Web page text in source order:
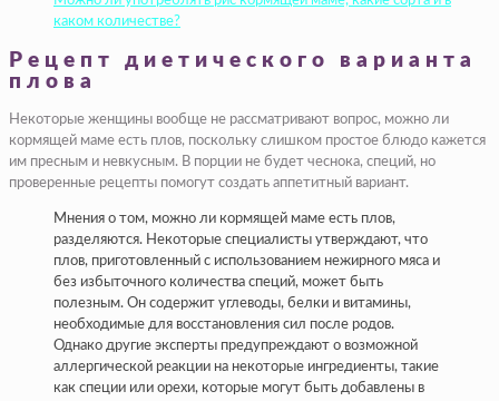
каком количестве?
Рецепт диетического варианта
плова
Некоторые женщины вообще не рассматривают вопрос, можно ли
кормящей маме есть плов, поскольку слишком простое блюдо кажется
им пресным и невкусным. В порции не будет чеснока, специй, но
проверенные рецепты помогут создать аппетитный вариант.
Мнения о том, можно ли кормящей маме есть плов,
разделяются. Некоторые специалисты утверждают, что
плов, приготовленный с использованием нежирного мяса и
без избыточного количества специй, может быть
полезным. Он содержит углеводы, белки и витамины,
необходимые для восстановления сил после родов.
Однако другие эксперты предупреждают о возможной
аллергической реакции на некоторые ингредиенты, такие
как специи или орехи, которые могут быть добавлены в